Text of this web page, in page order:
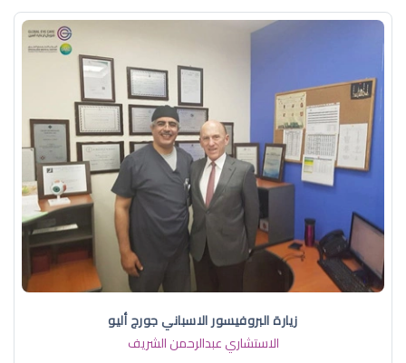
زيارة البروفيسور الاسباني جورج أليو
الاستشاري عبدالرحمن الشريف